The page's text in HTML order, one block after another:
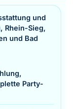
und
Rhein-Sieg,
und Bad
Party-